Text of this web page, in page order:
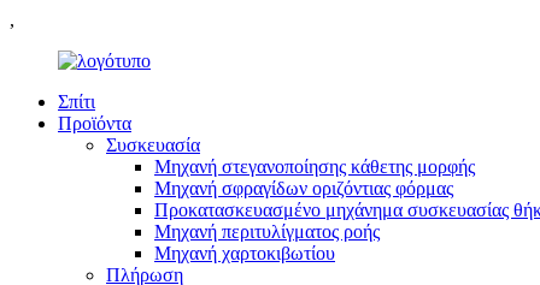
,
Σπίτι
Προϊόντα
Συσκευασία
Μηχανή στεγανοποίησης κάθετης μορφής
Μηχανή σφραγίδων οριζόντιας φόρμας
Προκατασκευασμένο μηχάνημα συσκευασίας
Μηχανή περιτυλίγματος ροής
Μηχανή χαρτοκιβωτίου
Πλήρωση